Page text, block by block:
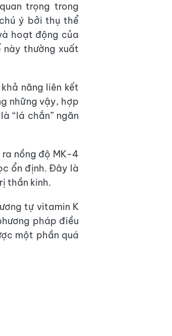
trọng trong
ý bởi thụ thể
hoạt động của
này thường xuất
năng liên kết
những vậy, hợp
“lá chắn” ngăn
nồng độ MK-4
ổn định. Đây là
thần kinh.
tự vitamin K
pháp điều
một phần quá